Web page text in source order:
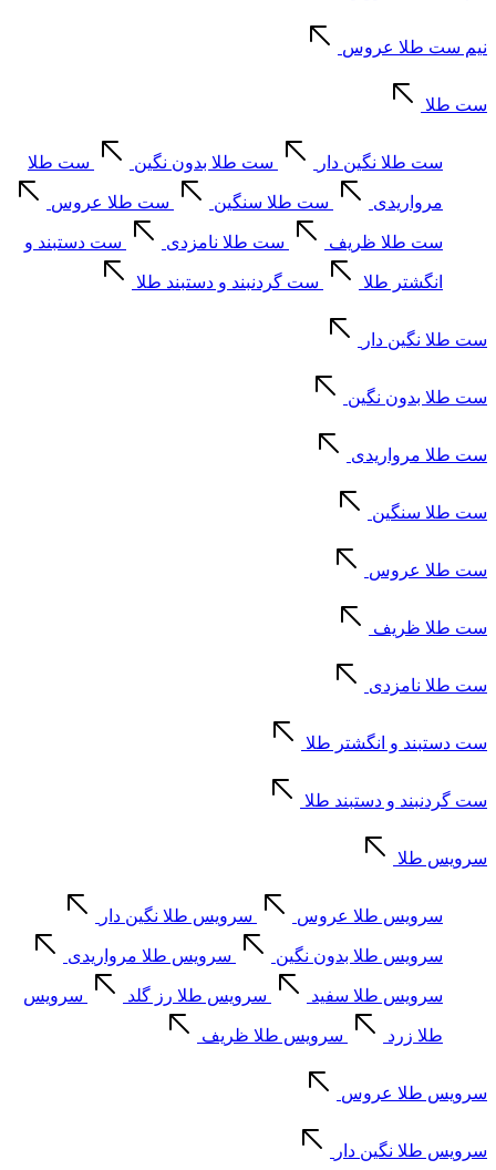
نیم ست طلا عروس
ست طلا
ست طلا نگین دار ست طلا بدون نگین ست طلا
مرواریدی ست طلا سنگین ست طلا عروس
ست طلا ظریف ست طلا نامزدی ست دستبند و
انگشتر طلا ست گردنبند و دستبند طلا
ست طلا نگین دار
ست طلا بدون نگین
ست طلا مرواریدی
ست طلا سنگین
ست طلا عروس
ست طلا ظریف
ست طلا نامزدی
ست دستبند و انگشتر طلا
ست گردنبند و دستبند طلا
سرویس طلا
سرویس طلا عروس سرویس طلا نگین دار
سرویس طلا بدون نگین سرویس طلا مرواریدی
سرویس طلا سفید سرویس طلا رز گلد سرویس
طلا زرد سرویس طلا ظریف
سرویس طلا عروس
سرویس طلا نگین دار